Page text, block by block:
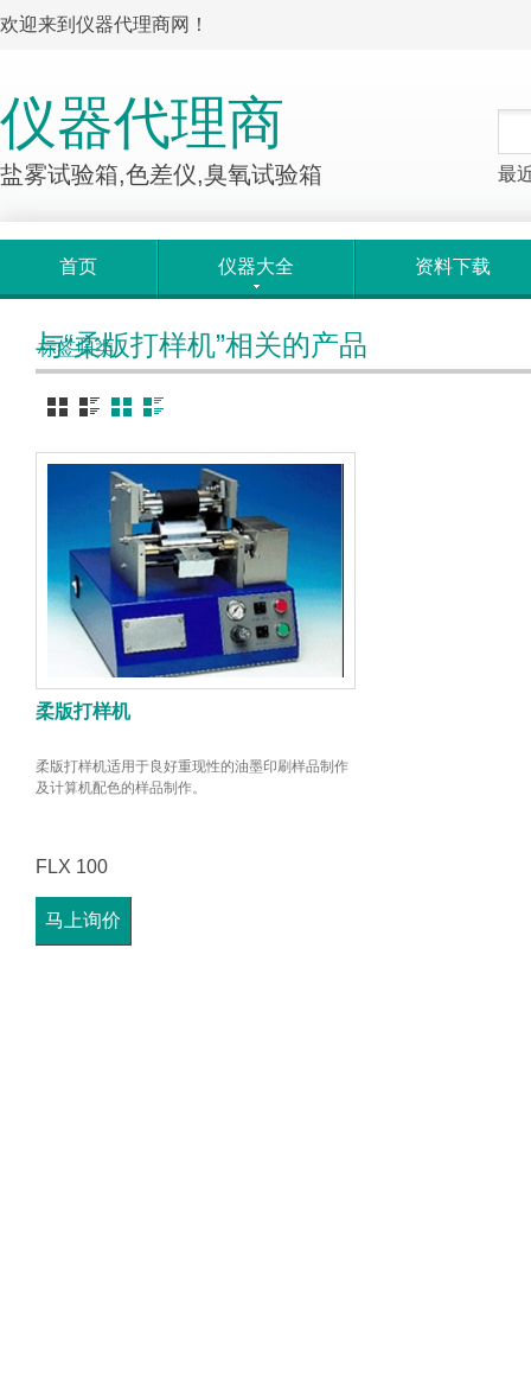
欢迎来到仪器代理商网！
仪器代理商
盐雾试验箱,色差仪,臭氧试验箱 最
首页 仪器大全 资料下载
标签归类
与“柔版打样机”相关的产品
柔版打样机
柔版打样机适用于良好重现性的油墨印刷样品制作
及计算机配色的样品制作。
FLX 100
马上询价